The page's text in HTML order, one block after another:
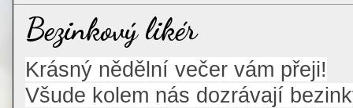
Bezinkový likér
Krásný nědělní večer vám přeji!
Všude kolem nás dozrávají